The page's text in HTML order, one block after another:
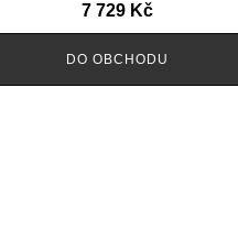
7 729 Kč
DO OBCHODU